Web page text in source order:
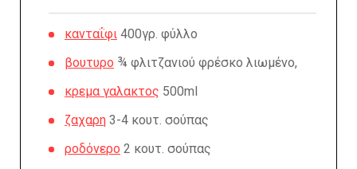
κανταΐφι 400γρ. φύλλο
βουτυρο ¾ φλιτζανιού φρέσκο λιωμένο,
κρεμα γαλακτος 500ml
ζαχαρη 3-4 κουτ. σούπας
ροδόνερο 2 κουτ. σούπας